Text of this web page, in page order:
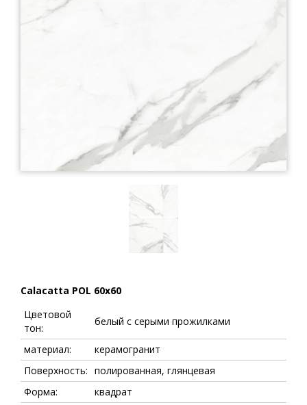
Calacatta POL 60x60
Цветовой
тон:
белый с серыми прожилками
материал:
керамогранит
Поверхность: полированная, глянцевая
Форма:
квадрат